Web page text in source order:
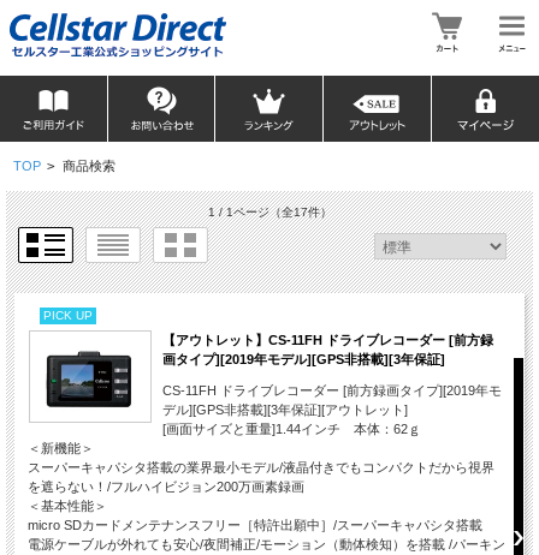
TOP > 商品検索
1 / 1ページ（全17件）
PICK UP
【アウトレット】CS-11FH ドライブレコーダー [前方録
画タイプ][2019年モデル][GPS非搭載][3年保証]
CS-11FH ドライブレコーダー [前方録画タイプ][2019年モ
デル][GPS非搭載][3年保証][アウトレット]
[画面サイズと重量]1.44インチ 本体：62ｇ
＜新機能＞
スーパーキャパシタ搭載の業界最小モデル/液晶付きでもコンパクトだから視界
を遮らない！/フルハイビジョン200万画素録画
＜基本性能＞
micro SDカードメンテナンスフリー［特許出願中］/スーパーキャパシタ搭載
電源ケーブルが外れても安心/夜間補正/モーション（動体検知）を搭載 /パーキン